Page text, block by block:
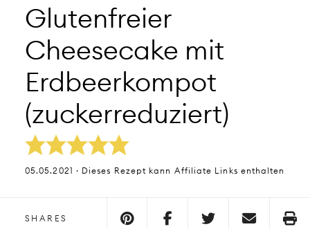
Glutenfreier
Cheesecake mit
Erdbeerkompot
(zuckerreduziert)
05.05.2021 · Dieses Rezept kann Affiliate Links enthalten
SHARES